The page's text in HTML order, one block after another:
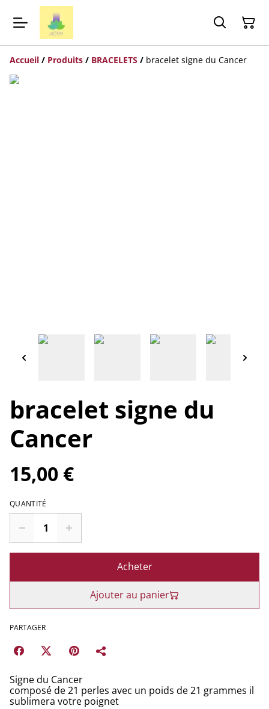
Accueil / Produits / BRACELETS / bracelet signe du Cancer
bracelet signe du
Cancer
15,00 €
QUANTITÉ
Acheter
Ajouter au panier
PARTAGER
Signe du Cancer
composé de 21 perles avec un poids de 21 grammes il
sublimera votre poignet